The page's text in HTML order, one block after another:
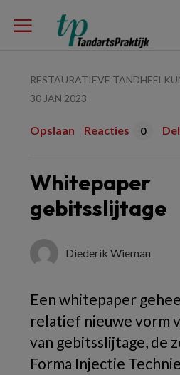
RESTAURATIEVE
30 JAN 2023
Opslaan Reacties 0
Whitepaper
gebitsslijtage
Diederik Wieman
Een whitepaper
relatief nieuwe vorm
van gebitsslijtage, de
Forma Injectie